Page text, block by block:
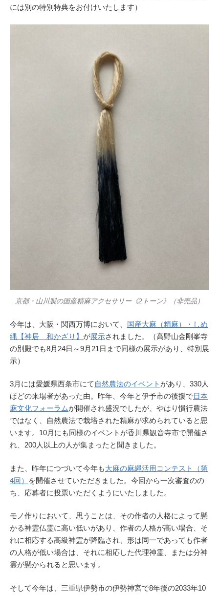
には別の特別特典をお付けいたします）
京都・山川製の国産精麻アクセサリー《2トーン》（非売品）
今年は、大阪・関西万博において、 国産大麻（精麻）・しめ
縄【神居 和かざり】 が展示されました。（高野山金剛峯寺
の別殿でも8月24日～9月21日まで同様の展示があり、特別展
示）
3月には愛媛県西条市にて 自然農法のイベント があり、330人
ほどの来場者があった由。昨年、今年と伊予市の後援で日本
麻文化フォーラムが開催され盛況でしたが、やはり慣行農法
ではなく、自然農法で栽培された精麻が求められていると思
います。10月にも同様のイベントが香川県観音寺市で開催さ
れ、200人以上の人が集まったと聞きました。
また、昨年につづいて今年も大麻の麻縄活用コンテスト（第
4回）
を開催させていただきました。今回から一次審査のの
ち、応募者に投票いただくようにいたしました。
モノ作りにおいて、思うことは、その作者の人格によって懸
かる神霊仏霊に高い低いがあり、作者の人格が高い場合、そ
れに相応する高級神霊が降臨され、形は同一であっても作者
の人格が低い場合は、それに相応した代理神霊、または分神
霊が懸かられると思います。
そして今年は、三重県伊勢市の伊勢神宮で8年後の2033年10